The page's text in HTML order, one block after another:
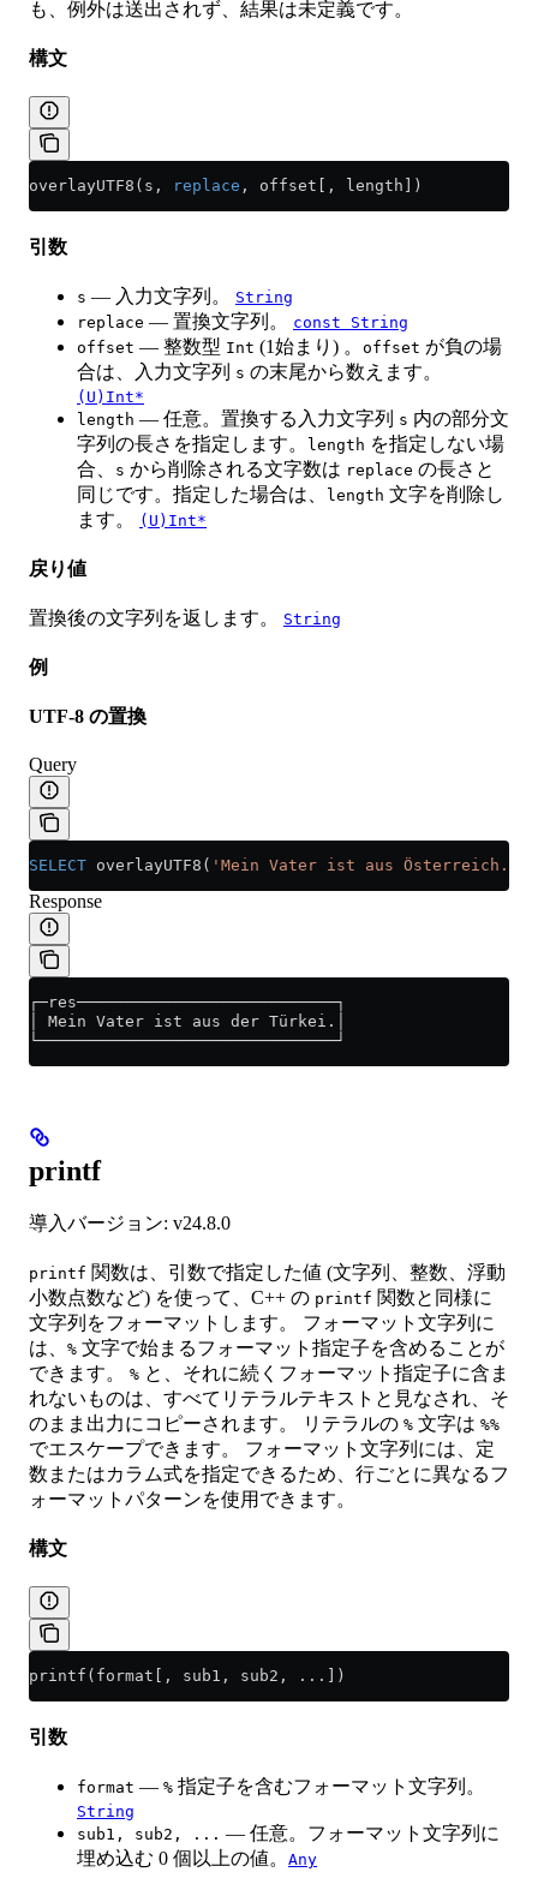
も、例外は送出されず、結果は未定義です。
構文
overlayUTF8(s, replace , offset[, length])
引数
s — 入力文字列。
String
replace — 置換文字列。
const String
offset — 整数型 Int (1始まり) 。 offset が負の場
合は、入力文字列 s の末尾から数えます。
(U)Int*
length — 任意。置換する入力文字列 s 内の部分文
字列の長さを指定します。
length を指定しない場
合、
s から削除される文字数は replace の長さと
同じです。指定した場合は、
length 文字を削除し
ます。
(U)Int*
戻り値
置換後の文字列を返します。 String
例
UTF-8 の置換
Query
SELECT overlayUTF8( 'Mein Vater ist aus Österreich.'
Response
┌─res───────────────────────────┐
│ Mein Vater ist aus der Türkei.│
└───────────────────────────────┘
printf
導入バージョン: v24.8.0
printf 関数は、引数で指定した値 (文字列、整数、浮動
小数点数など) を使って、C++ の printf 関数と同様に
文字列をフォーマットします。 フォーマット文字列に
は、 % 文字で始まるフォーマット指定子を含めることが
できます。 % と、それに続くフォーマット指定子に含ま
れないものは、すべてリテラルテキストと見なされ、そ
のまま出力にコピーされます。 リテラルの % 文字は %%
でエスケープできます。 フォーマット文字列には、定
数またはカラム式を指定できるため、行ごとに異なるフ
ォーマットパターンを使用できます。
構文
printf(format[, sub1, sub2, ...])
引数
format — % 指定子を含むフォーマット文字列。
String
sub1, sub2, ... — 任意。フォーマット文字列に
埋め込む 0 個以上の値。 Any